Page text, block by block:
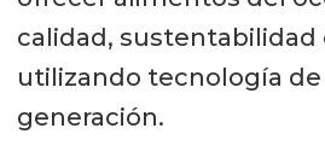
calidad, sustentabilidad
utilizando tecnología
generación.